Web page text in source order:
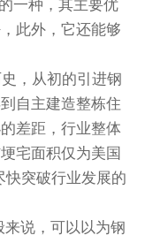
一种，其主要优
此外，它还能够
，从初的引进钢
自主建造整栋住
差距，行业整体
宅面积仅为美国
快突破行业发展的
说，可以以为钢